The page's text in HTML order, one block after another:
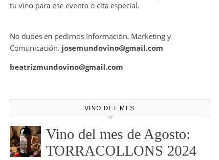
tu vino para ese evento o cita especial.
No dudes en pedirnos información. Marketing y
Comunicación. josemundovino@gmail.com
beatrizmundovino@gmail.com
VINO DEL MES
Vino del mes de Agosto:
TORRACOLLONS 2024